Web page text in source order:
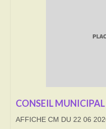
Cimetière
Culte
CONSEIL
AFFICHE CM DU 22 06